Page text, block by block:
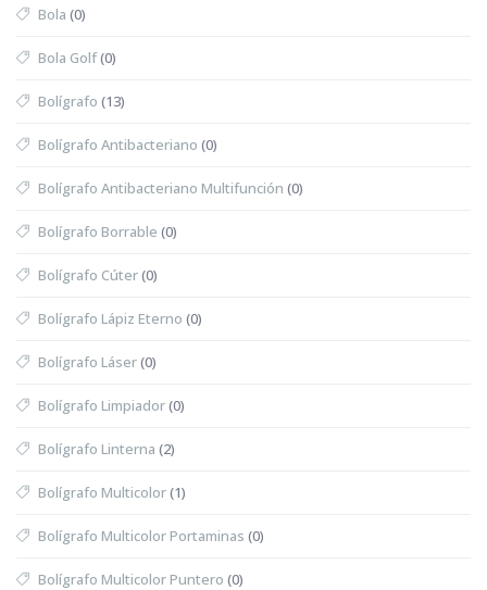
Bola (0)
Bola Golf(0)
Bolígrafo (13)
Bolígrafo Antibacteriano (0)
Bolígrafo Antibacteriano Multifunción (0)
Bolígrafo Borrable (0)
Bolígrafo Cúter(0)
Bolígrafo Lápiz Eterno (0)
Bolígrafo Láser(0)
Bolígrafo Limpiador(0)
Bolígrafo Linterna (2)
Bolígrafo Multicolor(1)
Bolígrafo Multicolor Portaminas (0)
Bolígrafo Multicolor Puntero (0)